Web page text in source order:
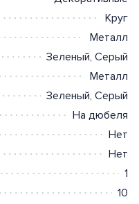
Круг
Металл
Зеленый, Серый
Металл
Зеленый, Серый
На дюбеля
Нет
Нет
1
10